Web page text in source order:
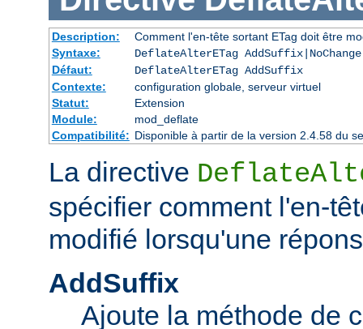
Description:
Comment l'en-tête sortant ETag doit être
Syntaxe:
DeflateAlterETag
Défaut:
DeflateAlterETag AddSuffix
Contexte:
configuration globale, serveur virtuel
Statut:
Extension
Module:
mod_deflate
Compatibilité: Disponible à partir de la version 2.4.58 du
La directive
spécifier comment l'en-
modifié lorsqu'une
AddSuffix
Ajoute la méthode de